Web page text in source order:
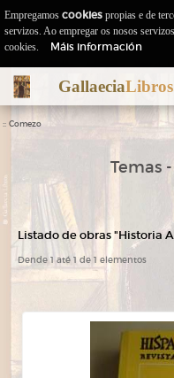
Gallaecia
:: Comezo
Temas
Listado de obras "Historia
Dende 1 até 1 de 1 elementos
Empregamos cookies propias e de
servizos. Ao empregar os nosos
cookies.
Máis información